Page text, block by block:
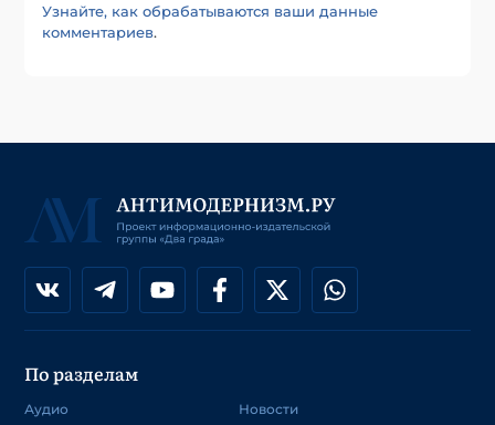
Узнайте, как обрабатываются ваши данные
комментариев.
По разделам
Аудио
Новости